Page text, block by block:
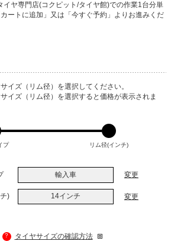
イヤ専門店(コクピット/タイヤ館)での作業1台分単
ートに追加」又は「今すぐ予約」よりお進みくだ
イズ（リム径）を選択してください。
イズ（リム径）を選択すると価格が表示されま
プ リム径(インチ)
輸入車 変更
) 14インチ 変更
? タイヤサイズの確認方法